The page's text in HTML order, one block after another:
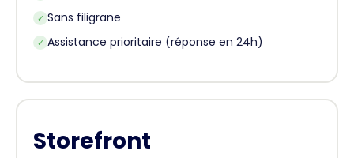
✓ Sans filigrane
✓ Assistance prioritaire (réponse en 24h)
Storefront